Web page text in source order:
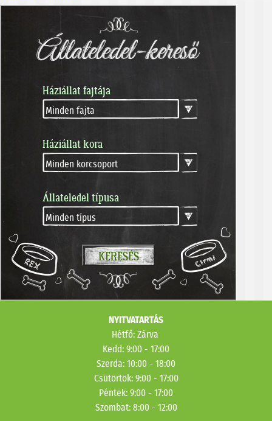
Háziállat fajtája
Háziállat kora
Állateledel típusa
NYITVATARTÁS
Hétfő: Zárva
Kedd: 9:00 - 17:00
Szerda: 10:00 - 18:00
Csütörtök: 9:00 - 17:00
Péntek: 9:00 - 17:00
Szombat: 8:00 - 12:00